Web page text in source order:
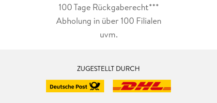
100 Tage Rückgaberecht***
Abholung in über 100 Filialen
uvm.
ZUGESTELLT DURCH